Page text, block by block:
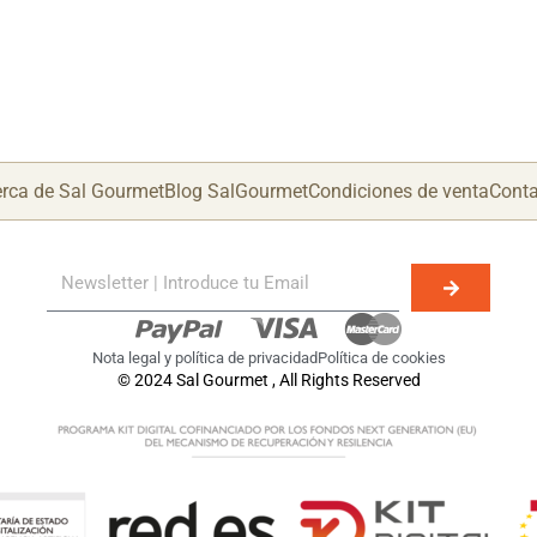
de Sal GourmetBlog SalGourmetCondiciones de venta
Nota legal y política de privacidadPolítica de cookies
© 2024 Sal Gourmet , All Rights Reserved